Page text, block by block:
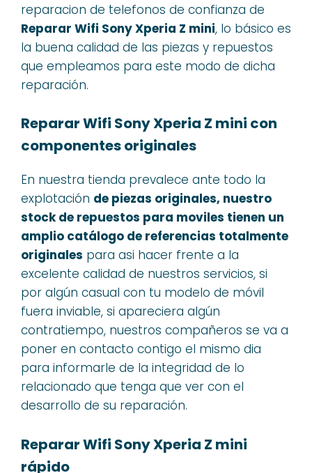
reparacion de telefonos de confianza de
Reparar Wifi Sony Xperia Z mini, lo básico es
la buena calidad de las piezas y repuestos
que empleamos para este modo de dicha
reparación.
Reparar Wifi Sony Xperia Z mini con
componentes originales
En nuestra tienda prevalece ante todo la
explotación de piezas originales, nuestro
stock de repuestos para moviles tienen un
amplio catálogo de referencias totalmente
originales para asi hacer frente a la
excelente calidad de nuestros servicios, si
por algún casual con tu modelo de móvil
fuera inviable, si apareciera algún
contratiempo, nuestros compañeros se va a
poner en contacto contigo el mismo dia
para informarle de la integridad de lo
relacionado que tenga que ver con el
desarrollo de su reparación.
Reparar Wifi Sony Xperia Z mini
rápido